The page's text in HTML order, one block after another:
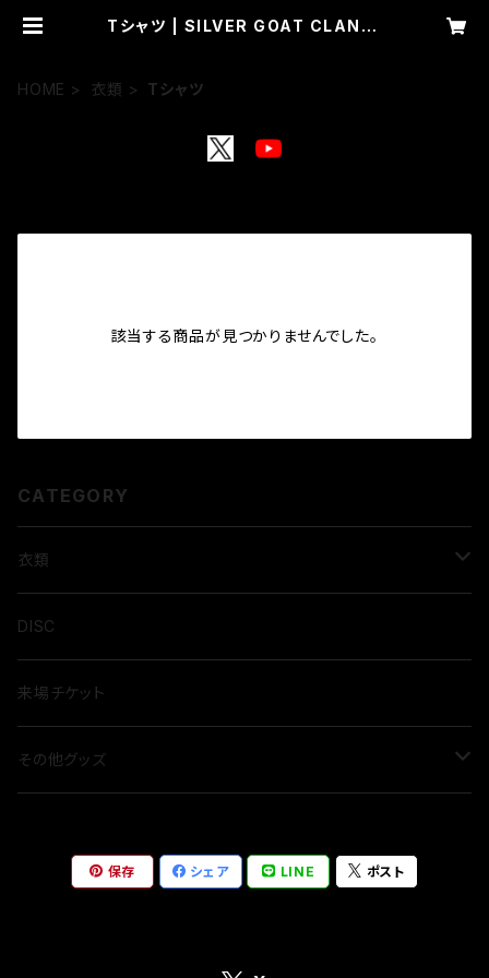
Tシャツ | SILVER GOAT CLAN(O
HOME 衣類 Tシャツ
該当する商品が見つかりませんでした。
CATEGORY
衣類
Tシャツ
DISC
来場チケット
その他グッズ
保存 シェア LINE ポスト